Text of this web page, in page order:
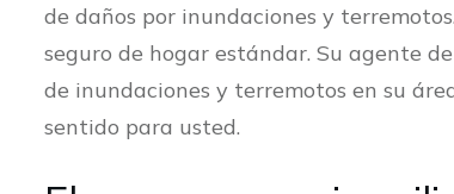
de daños por inundaciones y
seguro de hogar estándar. Su agente
de inundaciones y terremotos en su
sentido para usted.